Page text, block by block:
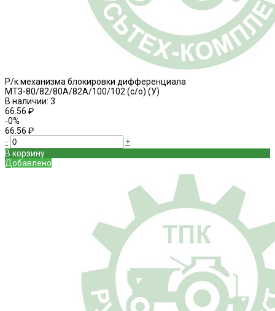
Р/к механизма блокировки дифференциала
МТЗ-80/82/80А/82А/100/102 (с/о) (У)
В наличии: 3
66.56 ₽
-0%
66.56 ₽
-
+
В корзину
Добавлено